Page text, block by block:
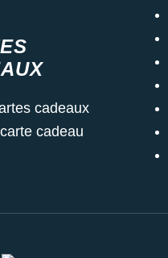
cadeaux
cadeau